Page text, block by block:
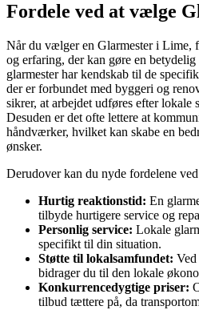
Fordele ved at vælge
Når du vælger en Glarmester i Lime,
og erfaring, der kan gøre en
glarmester har kendskab til de
der er forbundet med byggeri og
sikrer, at arbejdet udføres efter lokale
Desuden er det ofte lettere at
håndværker, hvilket kan skabe en
ønsker.
Derudover kan du nyde fordelene
Hurtig reaktionstid: En
tilbyde hurtigere service og
Personlig service: Lokale
specifikt til din situation.
Støtte til lokalsamfundet:
bidrager du til den lokale
Konkurrencedygtige priser:
tilbud tættere på, da